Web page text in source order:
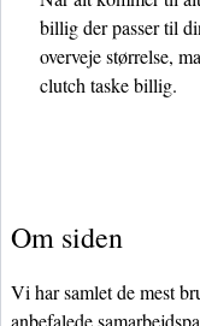
billig der passer til
overveje størrelse,
clutch taske billig.
Om siden
Vi har samlet de mest
anbefalede